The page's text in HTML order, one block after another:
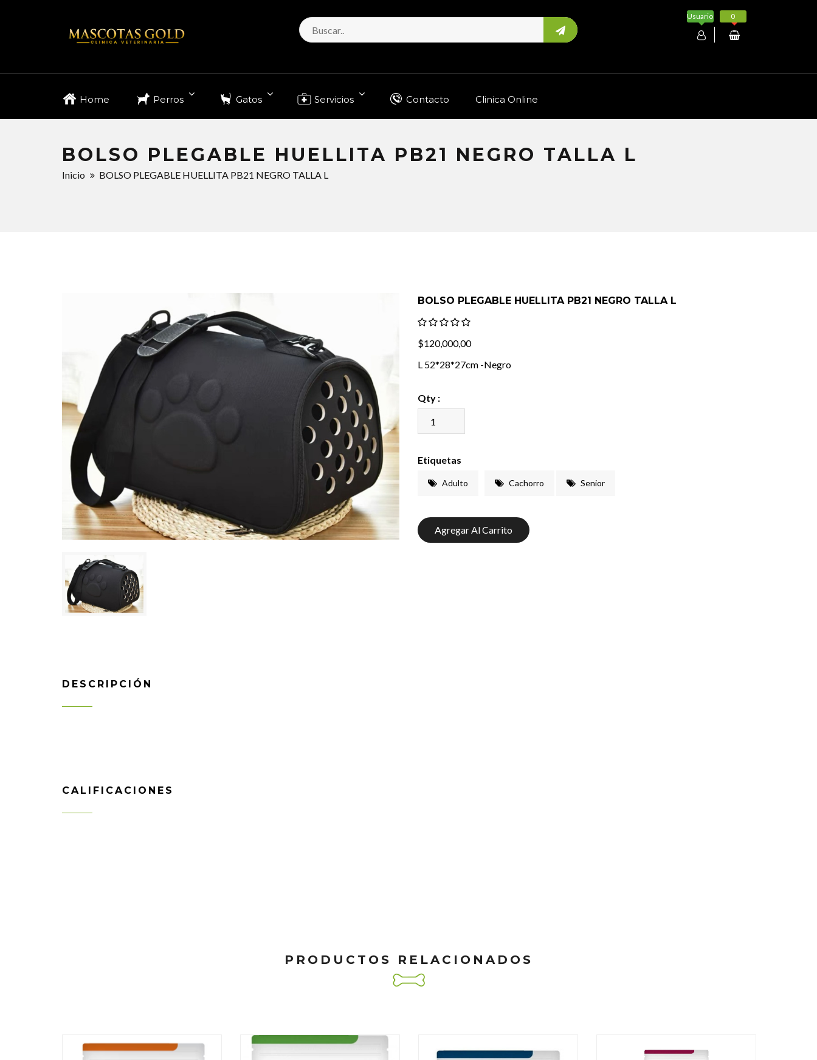
Usuario
Mi cuenta
0
Home Perros Gatos Servicios Contacto Clinica Online
BOLSO PLEGABLE HUELLITA PB21 NEGRO TALLA L
Inicio BOLSO PLEGABLE HUELLITA PB21 NEGRO TALLA L
BOLSO PLEGABLE HUELLITA PB21 NEGRO TALLA L
$120,000,00
L 52*28*27cm -Negro
Qty :
Etiquetas
Adulto Cachorro Senior
Agregar Al Carrito
DESCRIPCIÓN
CALIFICACIONES
PRODUCTOS RELACIONADOS